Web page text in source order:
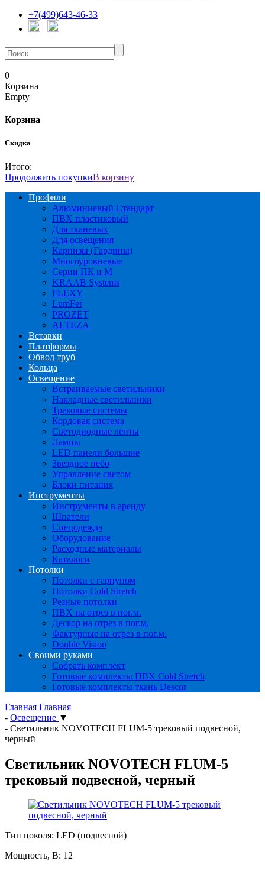
+7(499)643-46-33
0
Корзина
Empty
Корзина
Скидка
Итого:
Продолжить покупкиВ корзину
Профили
Алюминиевый Стандарт
ПВХ пластиковый
Для тканевых
Для освещения
Карнизы (Гардины)
Многоуровневые
Серии ПК и М
KRAAB Systems
FLEXY
LumFer
PROZET
ALTEZA
Вставки
Платформы
Обвод труб
Кольца
Освещение
Встраиваемые светильники
Накладные светильники
Трековые системы
Кордовая система
Светодиодные ленты
Лампы
LED панели большие
Звездное небо
Управление светом
Блоки питания
Инструменты
Инструменты в аренду
Шпатели
Спецодежда
Оборудование
Расходные материалы
Каталоги
Потолки
Потолки с гарпуном
Потолки Cold Stretch
Резные потолки
ПВХ на отрез в пог.м.
Дескор на отрез в пог.м.
Фактурные на отрез в пог.м.
Double Vision
Своими руками
Собрать комплект
Готовые комплекты ПВХ Cold Stretch
Готовые комплекты ткань Descor
Главная Главная
- Освещение ▼
- Светильник NOVOTECH FLUM-5 трековый подвесной,
черный
Светильник NOVOTECH FLUM-5
трековый подвесной, черный
Тип цоколя: LED (подвесной)
Мощность, В: 12